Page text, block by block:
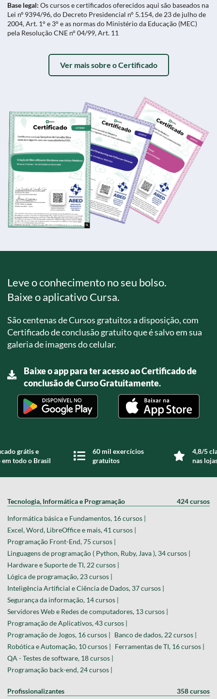
Base legal: Os cursos e certificados oferecidos aqui são baseados na
Lei nº 9394/96, do Decreto Presidencial n° 5.154, de 23 de julho de
2004, Art. 1° e 3° e as normas do Ministério da Educação (MEC)
pela Resolução CNE n° 04/99, Art. 11
Ver mais sobre o Certificado
Leve o conhecimento no seu bolso.
Baixe o aplicativo Cursa.
São centenas de Cursos gratuitos a disposição, com
Certificado de conclusão gratuito que é salvo em sua
galeria de imagens do celular.
Baixe o app para ter acesso ao Certificado de
conclusão de Curso Gratuitamente.
grátis e
todo o Brasil
60 mil exercícios
gratuitos
4,8/5
nas
Tecnologia, Informática e Programação 424 cursos
Informática básica e Fundamentos, 16 cursos |
Excel, Word, LibreOffice e mais, 41 cursos |
Programação Front-End, 75 cursos |
Linguagens de programação ( Python, Ruby, Java ), 34 cursos |
Hardware e Suporte de TI, 22 cursos |
Lógica de programação, 23 cursos |
Inteligência Artificial e Ciência de Dados, 37 cursos |
Segurança da informação, 14 cursos |
Servidores Web e Redes de computadores, 13 cursos |
Programação de Aplicativos, 43 cursos |
Programação de Jogos, 16 cursos | Banco de dados, 22 cursos |
Robótica e Automação, 10 cursos | Ferramentas de TI, 16 cursos |
QA - Testes de software, 18 cursos |
Programação back-end, 24 cursos |
Profissionalizantes 358 cursos